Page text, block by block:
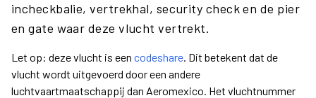
incheckbalie, vertrekhal, security check en de pier
en gate waar deze vlucht vertrekt.
Let op: deze vlucht is een codeshare. Dit betekent dat de
vlucht wordt uitgevoerd door een andere
luchtvaartmaatschappij dan Aeromexico. Het vluchtnummer